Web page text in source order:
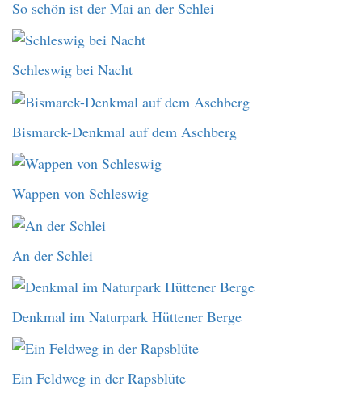
So schön ist der Mai an der Schlei
Schleswig bei Nacht
Bismarck-Denkmal auf dem Aschberg
Wappen von Schleswig
An der Schlei
Denkmal im Naturpark Hüttener Berge
Ein Feldweg in der Rapsblüte